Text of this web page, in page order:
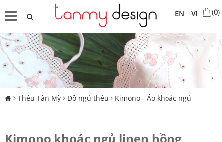
VI
EN (0)
Thêu Tân Mỹ Đồ ngủ thêu Kimono - Áo khoác ngủ
Kimono khoác ngủ linen hồng